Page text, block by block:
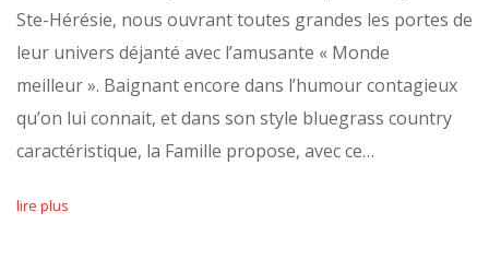
Ste-Hérésie, nous ouvrant toutes grandes les portes de
leur univers déjanté avec l’amusante « Monde
meilleur ». Baignant encore dans l’humour contagieux
qu’on lui connait, et dans son style bluegrass country
caractéristique, la Famille propose, avec ce…
lire plus